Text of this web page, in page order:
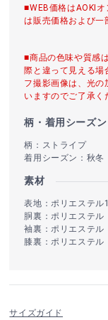
■WEB価格はAOKI
は販売価格および一
■商品の色味や質感
際と違って見える場
フ撮影画像は、光の
いますのでご了承く
柄・着用シーズン
柄：ストライプ
着用シーズン：秋冬
素材
表地：ポリエステル
胴裏：ポリエステル
袖裏：ポリエステル
膝裏：ポリエステル
サイズガイド